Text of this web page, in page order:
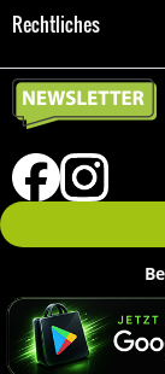
Rechtliches